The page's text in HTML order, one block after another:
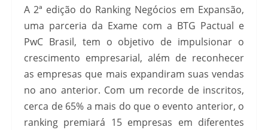
A 2ª edição do Ranking Negócios em Expansão,
uma parceria da Exame com a BTG Pactual e
PwC Brasil, tem o objetivo de impulsionar o
crescimento empresarial, além de reconhecer
as empresas que mais expandiram suas vendas
no ano anterior. Com um recorde de inscritos,
cerca de 65% a mais do que o evento anterior, o
ranking premiará 15 empresas em diferentes